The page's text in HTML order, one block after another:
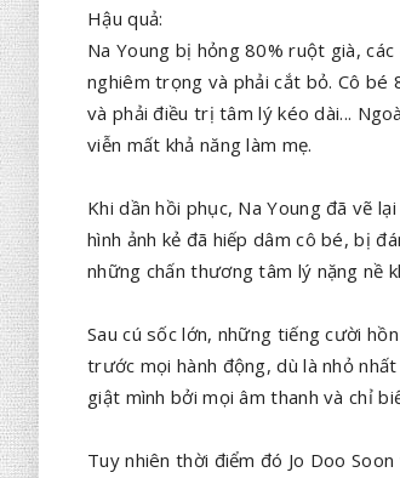
Hậu quả:
Na Young bị hỏng 80% ruột già,
nghiêm trọng và phải cắt bỏ. Cô bé
và phải điều trị tâm lý kéo dài...
viễn mất khả năng làm mẹ.
Khi dần hồi phục, Na Young đã vẽ
hình ảnh kẻ đã hiếp dâm cô bé, bị
những chấn thương tâm lý nặng nề
Sau cú sốc lớn, những tiếng cười
trước mọi hành động, dù là nhỏ
giật mình bởi mọi âm thanh và chỉ
Tuy nhiên thời điểm đó Jo Doo